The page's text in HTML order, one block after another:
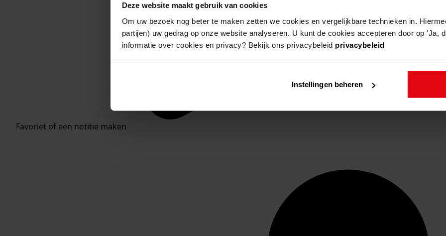
Deze website maakt gebruik van cookies
Om uw bezoek nog beter te maken zetten we cookies en vergelijkbare technieken in.
partijen) uw gedrag op onze website analyseren. U kunt de cookies accepteren door op 'Ja,
informatie over cookies en privacy? Bekijk ons privacybeleid privacybeleid
Instellingen beheren
Favoriet of een notitie maken